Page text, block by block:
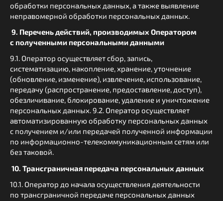
обработки персональных данных, а также выявление
неправомерной обработки персональных данных.
9. Перечень действий, производимых Оператором
с полученными персональными данными
9.1. Оператор осуществляет сбор, запись,
систематизацию, накопление, хранение, уточнение
(обновление, изменение), извлечение, использование,
передачу (распространение, предоставление, доступ),
обезличивание, блокирование, удаление и уничтожение
персональных данных. 9.2. Оператор осуществляет
автоматизированную обработку персональных данных
с получением и/или передачей полученной информации
по информационно-телекоммуникационным сетям или
без таковой.
10. Трансграничная передача персональных данных
10.1. Оператор до начала осуществления деятельности
по трансграничной передаче персональных данных